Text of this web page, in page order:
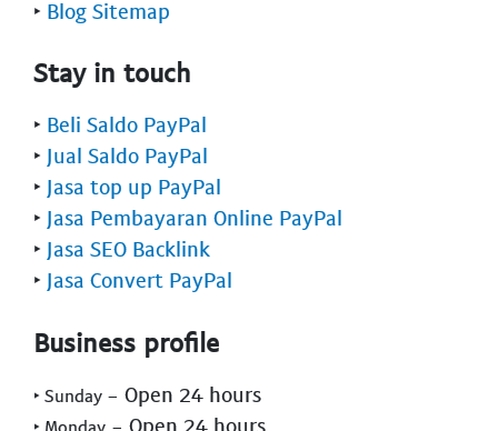
‣ Blog Sitemap
Stay in touch
‣ Beli Saldo PayPal
‣ Jual Saldo PayPal
‣ Jasa top up PayPal
‣ Jasa Pembayaran Online PayPal
‣ Jasa SEO Backlink
‣ Jasa Convert PayPal
Business profile
‣ Sunday - Open 24 hours
‣ Monday - Open 24 hours